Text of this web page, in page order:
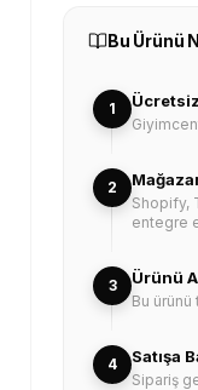
Bu Ürünü
1
2
Shopify,
entegre
3 Ürünü
Bu ürünü
4 Satışa
Sipariş